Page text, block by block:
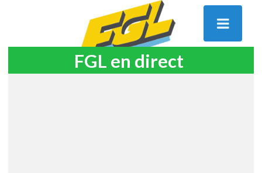
FGL en direct